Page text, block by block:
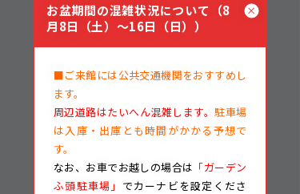
お盆期間の混雑状況について（8
月8日（土）～16日（日））
■ご来館には公共交通機関をおすすめし
ます。
周辺道路はたいへん混雑します。駐車場
は入庫・出庫とも時間がかかる予想で
す。
なお、 お車でお越しの場合は 「ガーデン
ふ頭駐車場」 でカーナビを設定くださ